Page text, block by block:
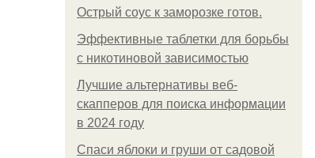
Острый соус к заморозке готов.
Эффективные таблетки для борьбы
с никотиновой зависимостью
Лучшие альтернативы веб-
скапперов для поиска информации
в 2024 году
Спаси яблоки и груши от садовой